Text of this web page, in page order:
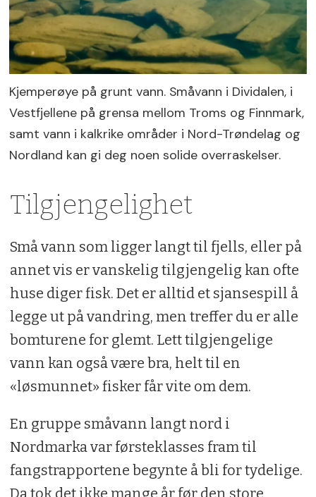
Kjemperøye på grunt vann. Småvann i Dividalen, i
Vestfjellene på grensa mellom Troms og Finnmark,
samt vann i kalkrike områder i Nord­-Trøndelag og
Nordland kan gi deg noen solide overraskelser.
Tilgjengelighet
Små vann som ligger langt til fjells, eller på
annet vis er vanskelig tilgjengelig kan ofte
huse diger fisk. Det er alltid et sjansespill å
legge ut på vandring, men treffer du er alle
bomturene for glemt. Lett tilgjengelige
vann kan også være bra, helt til en
«løsmunnet» fisker får vite om dem.
En gruppe småvann langt nord i
Nordmarka var førsteklasses fram til
fangstrapportene begynte å bli for tydelige.
Da tok det ikke mange år før den store